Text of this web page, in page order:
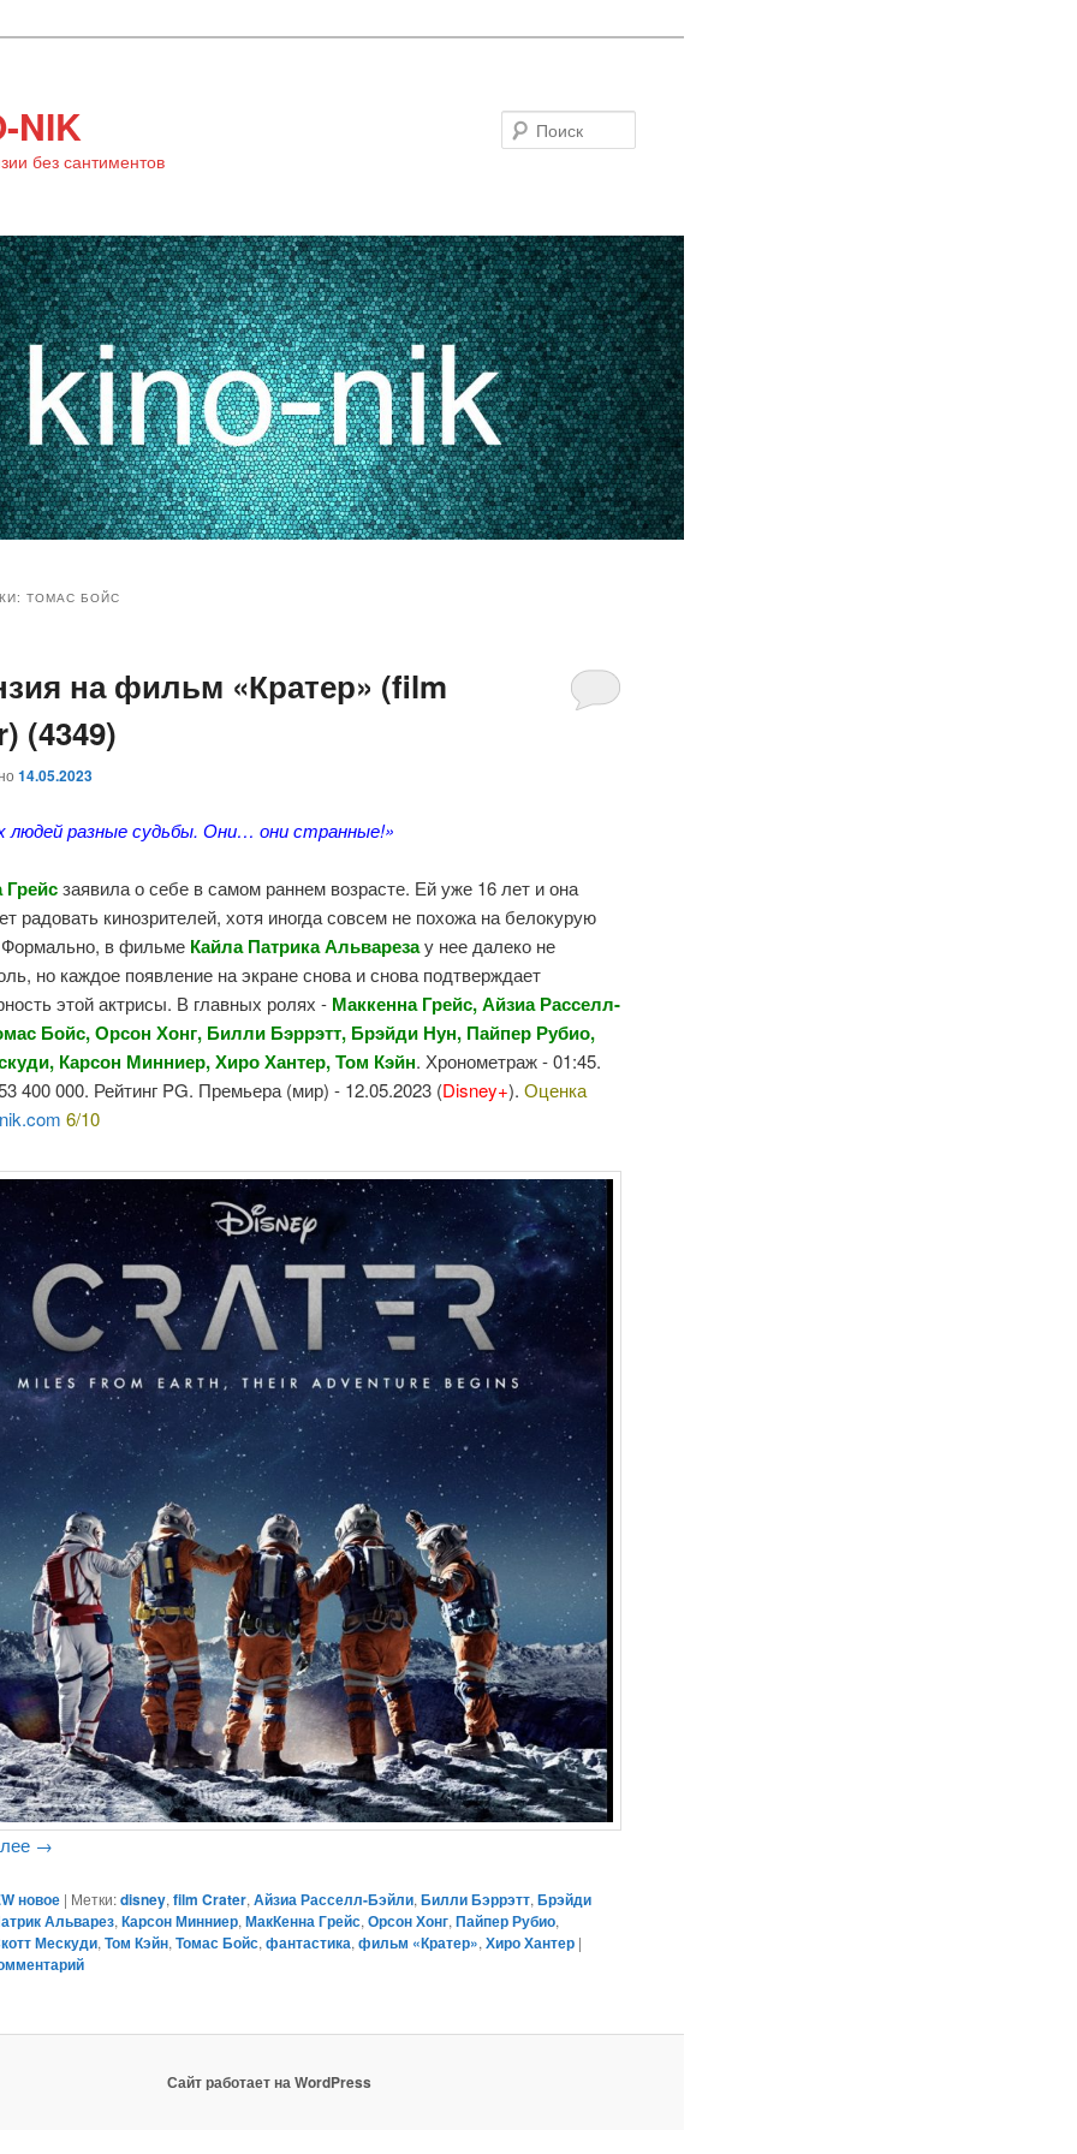
NIK
без сантиментов
ТОМАС БОЙС
на фильм «Кратер» (film
(4349)
14.05.2023
людей разные судьбы. Они… они странные!»
Грейсзаявила о себе в самом раннем возрасте. Ей уже 16 лет и она
радовать кинозрителей, хотя иногда совсем не похожа на белокурую
в фильме Кайла Патрика Альварезау нее далеко не
но каждое появление на экране снова и снова подтверждает
этой актрисы. В главных ролях - Маккенна Грейс, Айзиа Расселл-
Бойс, Орсон Хонг, Билли Бэррэтт, Брэйди Нун, Пайпер Рубио,
Карсон Минниер, Хиро Хантер, Том Кэйн. Хронометраж - 01:45.
400 000. Рейтинг PG. Премьера (мир) - 12.05.2023 (Disney+).Оценка
6/10
→
новое | Метки: disney,film Crater,Айзиа Расселл-Бэйли,Билли Бэррэтт,Брэйди
Альварез,Карсон Минниер,МакКенна Грейс,Орсон Хонг,Пайпер Рубио,
Мескуди,Том Кэйн,Томас Бойс,фантастика,фильм «Кратер»,Хиро Хантер |
Сайт работает на WordPress